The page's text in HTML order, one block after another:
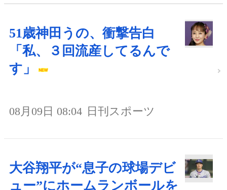
51歳神田うの、衝撃告白
「私、３回流産してるんで
す」
08月09日 08:04 日刊スポーツ
大谷翔平が“息子の球場デビ
ュー”にホームランボールを